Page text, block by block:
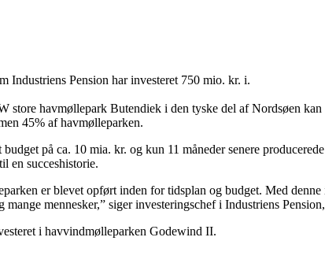
Industriens Pension har investeret 750 mio. kr. i.
havmøllepark Butendiek i den tyske del af Nordsøen
45% af havmølleparken.
på ca. 10 mia. kr. og kun 11 måneder senere
en succeshistorie.
er blevet opført inden for tidsplan og budget. Med
mennesker,” siger investeringschef i Industriens
i havvindmølleparken Godewind II.